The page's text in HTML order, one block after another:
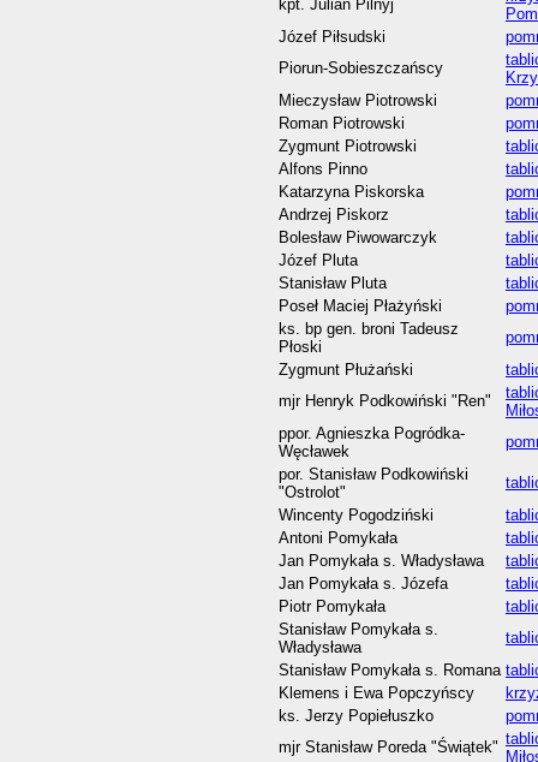
kpt. Julian Pilnyj
Józef Piłsudski
Piorun-Sobieszczańscy
Mieczysław Piotrowski
Roman Piotrowski
Zygmunt Piotrowski
Alfons Pinno
Katarzyna Piskorska
Andrzej Piskorz
Bolesław Piwowarczyk
Józef Pluta
Stanisław Pluta
Poseł Maciej Płażyński
ks. bp gen. broni Tadeusz
Płoski
Zygmunt Płużański
mjr Henryk Podkowiński "Ren"
ppor. Agnieszka Pogródka-
Węcławek
por. Stanisław Podkowiński
"Ostrolot"
Wincenty Pogodziński
Antoni Pomykała
Jan Pomykała s. Władysława
Jan Pomykała s. Józefa
Piotr Pomykała
Stanisław Pomykała s.
Władysława
Stanisław Pomykała s. Romana
Klemens i Ewa Popczyńscy
ks. Jerzy Popiełuszko
mjr Stanisław Poreda "Świątek"